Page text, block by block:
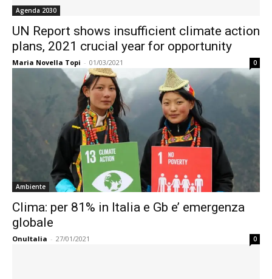
Agenda 2030
UN Report shows insufficient climate action
plans, 2021 crucial year for opportunity
Maria Novella Topi - 01/03/2021 0
Ambiente
Clima: per 81% in Italia e Gb e’ emergenza
globale
OnuItalia - 27/01/2021 0